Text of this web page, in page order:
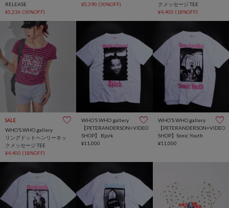
RELEASE
¥5,236 (30%OFF)
¥5,390 (30%OFF)
クメッセージ TEE
¥4,400 (18%OFF)
SALE
WHO’S WHO gallery
リングドットヘンリーネッ
クメッセージ TEE
¥4,400 (18%OFF)
WHO’S WHO gallery
【PETERANDERSON×VIDEO
SHOP】 Bjork
¥11,000
WHO’S WHO gallery
【PETERANDERSON×VIDEO
SHOP】Sonic Youth
¥11,000